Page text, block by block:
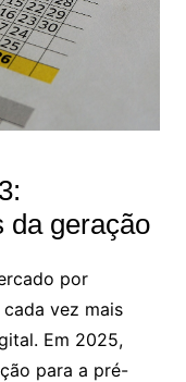
da geração
por
vez mais
Em 2025,
para a pré-